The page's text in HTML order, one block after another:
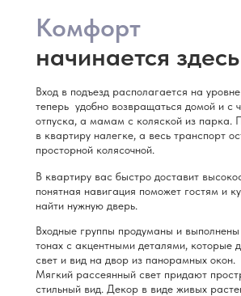
Вход в подъезд располагается на
теперь удобно возвращаться домой и с
отпуска, а мамам с коляской из парка.
в квартиру налегке, а весь транспорт
просторной колясочной.
В квартиру вас быстро доставит
понятная навигация поможет гостям и
найти нужную дверь.
Входные группы продуманы и
тонах с акцентными деталями, которые
свет и вид на двор из панорамных окон.
Мягкий рассеянный свет придают
стильный вид. Декор в виде живых
Комфорт
начинается здесь